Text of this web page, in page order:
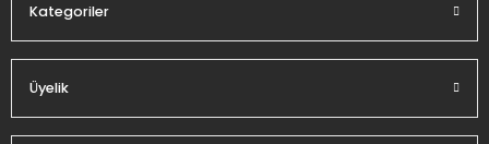
Kategoriler
Üyelik